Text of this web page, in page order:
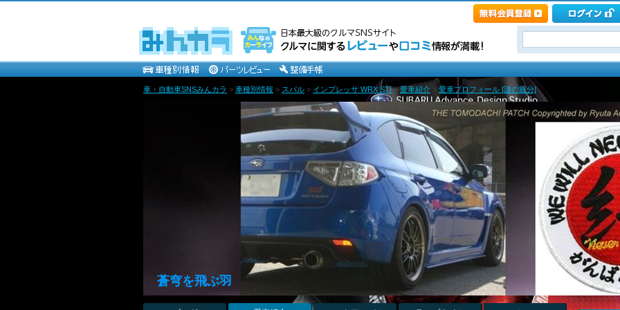
車・自動車SNSみんカラ > 車種別情報 > スバル > インプレッサ WRX STI>愛車紹介 > 愛車プロフィール [謎の親分]
蒼穹を飛ぶ羽